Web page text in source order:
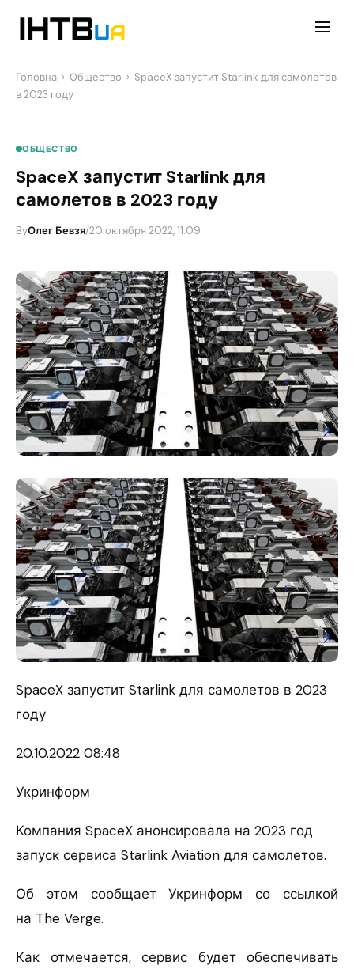
Головна › Общество › SpaceX запустит Starlink для самолетов
в 2023 году
ОБЩЕСТВО
SpaceX запустит Starlink для
самолетов в 2023 году
ByОлег Бевзя/20 октября 2022, 11:09
SpaceX запустит Starlink для самолетов в 2023
году
20.10.2022 08:48
Укринформ
Компания SpaceX анонсировала на 2023 год
запуск сервиса Starlink Aviation для самолетов.
Об этом сообщает Укринформ со ссылкой
на The Verge.
Как отмечается, сервис будет обеспечивать